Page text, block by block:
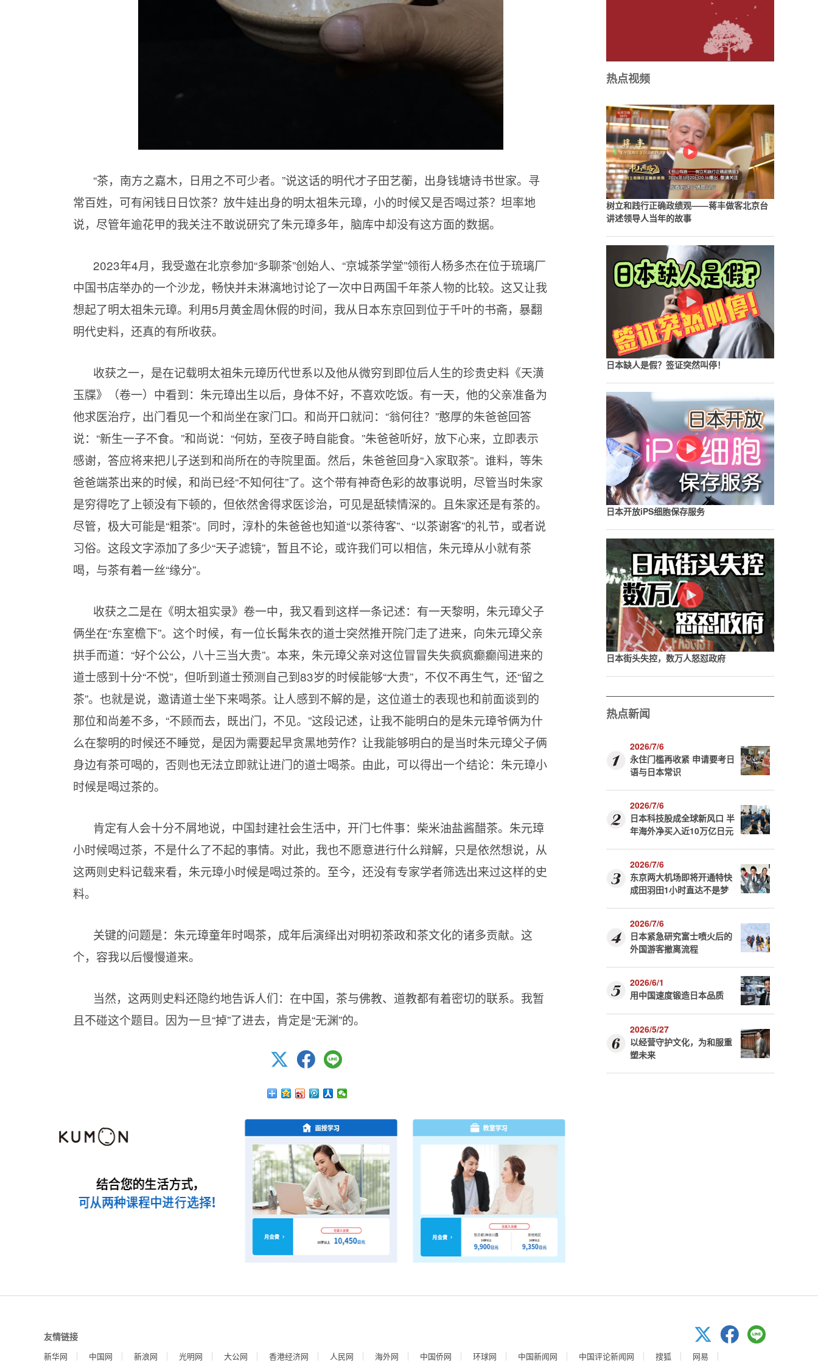
“茶，南方之嘉木，日用之不可少者。”说这话的明代才子田艺蘅，出身钱塘诗书世家。寻
常百姓，可有闲钱日日饮茶？放牛娃出身的明太祖朱元璋，小的时候又是否喝过茶？坦率地
说，尽管年逾花甲的我关注不敢说研究了朱元璋多年，脑库中却没有这方面的数据。
2023年4月，我受邀在北京参加“多聊茶”创始人、“京城茶学堂”领衔人杨多杰在位于琉璃厂
中国书店举办的一个沙龙，畅快并未淋漓地讨论了一次中日两国千年茶人物的比较。这又让我
想起了明太祖朱元璋。利用5月黄金周休假的时间，我从日本东京回到位于千叶的书斋，暴翻
明代史料，还真的有所收获。
收获之一，是在记载明太祖朱元璋历代世系以及他从微穷到即位后人生的珍贵史料《天潢
玉牒》（卷一）中看到：朱元璋出生以后，身体不好，不喜欢吃饭。有一天，他的父亲准备为
他求医治疗，出门看见一个和尚坐在家门口。和尚开口就问：“翁何往？”憨厚的朱爸爸回答
说：“新生一子不食。”和尚说：“何妨，至夜子時自能食。”朱爸爸听好，放下心来，立即表示
感谢，答应将来把儿子送到和尚所在的寺院里面。然后，朱爸爸回身“入家取茶”。谁料，等朱
爸爸端茶出来的时候，和尚已经“不知何往”了。这个带有神奇色彩的故事说明，尽管当时朱家
是穷得吃了上顿没有下顿的，但依然舍得求医诊治，可见是舐犊情深的。且朱家还是有茶的。
尽管，极大可能是“粗茶”。同时，淳朴的朱爸爸也知道“以茶待客”、“以茶谢客”的礼节，或者说
习俗。这段文字添加了多少“天子滤镜”，暂且不论，或许我们可以相信，朱元璋从小就有茶
喝，与茶有着一丝“缘分”。
收获之二是在《明太祖实录》卷一中，我又看到这样一条记述：有一天黎明，朱元璋父子
俩坐在“东室檐下”。这个时候，有一位长髯朱衣的道士突然推开院门走了进来，向朱元璋父亲
拱手而道：“好个公公，八十三当大贵”。本来，朱元璋父亲对这位冒冒失失疯疯癫癫闯进来的
道士感到十分“不悦”，但听到道士预测自己到83岁的时候能够“大贵”，不仅不再生气，还“留之
茶”。也就是说，邀请道士坐下来喝茶。让人感到不解的是，这位道士的表现也和前面谈到的
那位和尚差不多，“不顾而去，既出门，不见。”这段记述，让我不能明白的是朱元璋爷俩为什
么在黎明的时候还不睡觉，是因为需要起早贪黑地劳作？让我能够明白的是当时朱元璋父子俩
身边有茶可喝的，否则也无法立即就让进门的道士喝茶。由此，可以得出一个结论：朱元璋小
时候是喝过茶的。
肯定有人会十分不屑地说，中国封建社会生活中，开门七件事：柴米油盐酱醋茶。朱元璋
小时候喝过茶，不是什么了不起的事情。对此，我也不愿意进行什么辩解，只是依然想说，从
这两则史料记载来看，朱元璋小时候是喝过茶的。至今，还没有专家学者筛选出来过这样的史
料。
关键的问题是：朱元璋童年时喝茶，成年后演绎出对明初茶政和茶文化的诸多贡献。这
个，容我以后慢慢道来。
当然，这两则史料还隐约地告诉人们：在中国，茶与佛教、道教都有着密切的联系。我暂
且不碰这个题目。因为一旦“掉”了进去，肯定是“无渊”的。
热点视频
树立和践行正确政绩观——蒋丰做客北京台
讲述领导人当年的故事
日本缺人是假？签证突然叫停！
日本开放iPS细胞保存服务
日本街头失控，数万人怒怼政府
热点新闻
2026/7/6
永住门槛再收紧 申请要考日
语与日本常识
2026/7/6
日本科技股成全球新风口 半
年海外净买入近10万亿日元
2026/7/6
东京两大机场即将开通特快
成田羽田1小时直达不是梦
2026/7/6
日本紧急研究富士喷火后的
外国游客撤离流程
2026/6/1
用中国速度锻造日本品质
2026/5/27
以经营守护文化，为和服重
塑未来
友情链接
新华网 中国网 新浪网 光明网 大公网 香港经济网 人民网 海外网 中国侨网 环球网 中国新闻网 中国评论新闻网 搜狐 网易